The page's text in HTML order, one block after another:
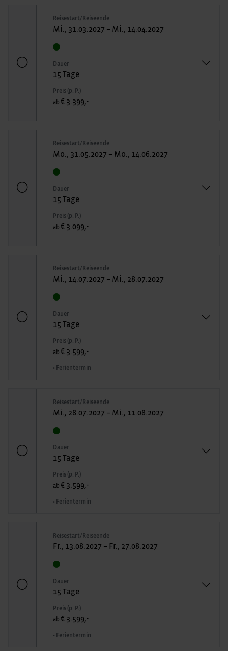
Reisestart/Reiseende
Mi., 31.03.2027 – Mi., 14.04.2027
Dauer
15 Tage
Preis (p. P.)
ab € 3.399,-
Reisestart/Reiseende
Mo., 31.05.2027 – Mo., 14.06.2027
Dauer
15 Tage
Preis (p. P.)
ab € 3.099,-
Reisestart/Reiseende
Mi., 14.07.2027 – Mi., 28.07.2027
Dauer
15 Tage
Preis (p. P.)
ab € 3.599,-
• Ferientermin
Reisestart/Reiseende
Mi., 28.07.2027 – Mi., 11.08.2027
Dauer
15 Tage
Preis (p. P.)
ab € 3.599,-
• Ferientermin
Reisestart/Reiseende
Fr., 13.08.2027 – Fr., 27.08.2027
Dauer
15 Tage
Preis (p. P.)
ab € 3.599,-
• Ferientermin